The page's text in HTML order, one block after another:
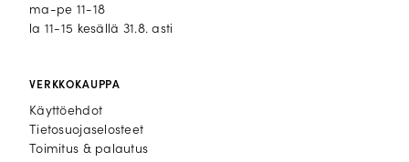
ma-pe 11-18
la 11-15 kesällä 31.8. asti
VERKKOKAUPPA
Käyttöehdot
Tietosuojaselosteet
Toimitus & palautus